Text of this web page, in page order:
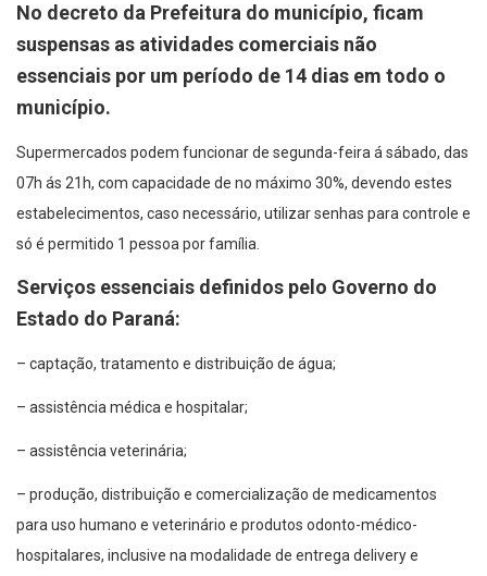
No decreto da Prefeitura do município, ficam
suspensas as atividades comerciais não
essenciais por um período de 14 dias em todo o
município.
Supermercados podem funcionar de segunda-feira á sábado, das
07h ás 21h, com capacidade de no máximo 30%, devendo estes
estabelecimentos, caso necessário, utilizar senhas para controle e
só é permitido 1 pessoa por família.
Serviços essenciais definidos pelo Governo do
Estado do Paraná:
– captação, tratamento e distribuição de água;
– assistência médica e hospitalar;
– assistência veterinária;
– produção, distribuição e comercialização de medicamentos
para uso humano e veterinário e produtos odonto-médico-
hospitalares, inclusive na modalidade de entrega delivery e